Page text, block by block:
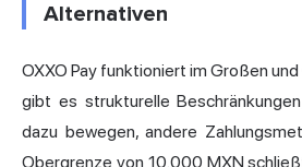
Alternativen
OXXO Pay funktioniert im Großen
gibt es strukturelle
dazu bewegen, andere
Obergrenze von 10.000 MXN